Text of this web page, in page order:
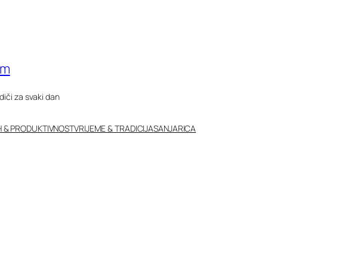
za svaki dan
& PRODUKTIVNOSTVRIJEME & TRADICIJASANJARICA